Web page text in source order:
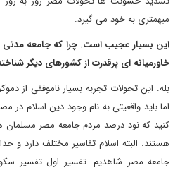
مبهمتری به خود می گیرد.
این بسیار عجیب است. چرا که جامعه
خاورمیانه ای پرقدرت از کشورهای دیگر
بله. این تحولات تجربه بسیار ناموفقی از
اما باید واقعیتی به نام وجود دین اسلام در
کنید که نود درصد مردم جامعه مصر مسلمان
هستند. البته اسلام تفاسیر مختلف دارد و
جامعه مصر شاهدیم. تفسیر اول تفسیر